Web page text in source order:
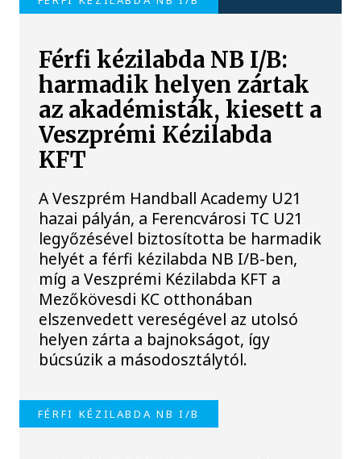
Férfi kézilabda NB I/B:
harmadik helyen zártak
az akadémisták, kiesett a
Veszprémi Kézilabda
KFT
A Veszprém Handball Academy U21
hazai pályán, a Ferencvárosi TC U21
legyőzésével biztosította be harmadik
helyét a férfi kézilabda NB I/B-ben,
míg a Veszprémi Kézilabda KFT a
Mezőkövesdi KC otthonában
elszenvedett vereségével az utolsó
helyen zárta a bajnokságot, így
búcsúzik a másodosztálytól.
FÉRFI KÉZILABDA NB I/B